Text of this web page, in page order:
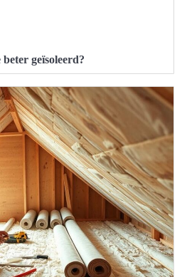
geïsoleerd?